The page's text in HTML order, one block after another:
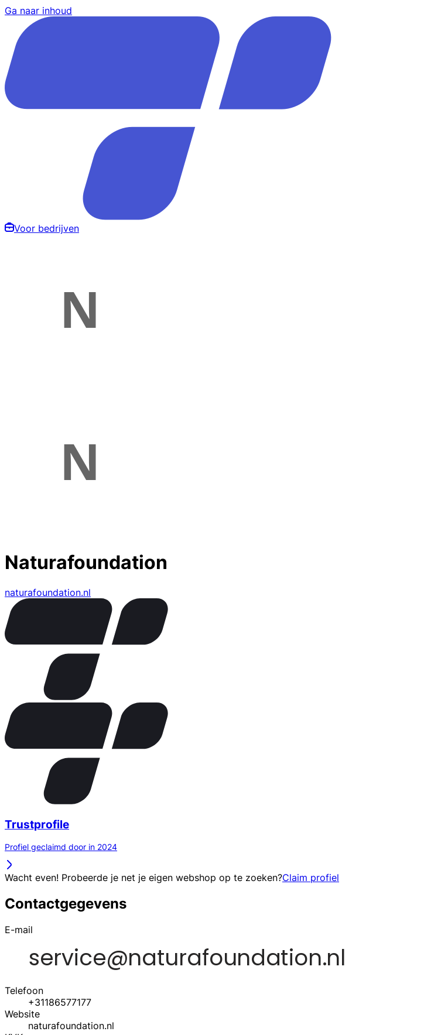
Ga naar inhoud
Voor bedrijven
Naturafoundation
naturafoundation.nl
Trustprofile
Profiel geclaimd door in 2024
Wacht even! Probeerde je net je eigen webshop op te zoeken?Claim profiel
Contactgegevens
E-mail
Telefoon
+31186577177
Website
naturafoundation.nl